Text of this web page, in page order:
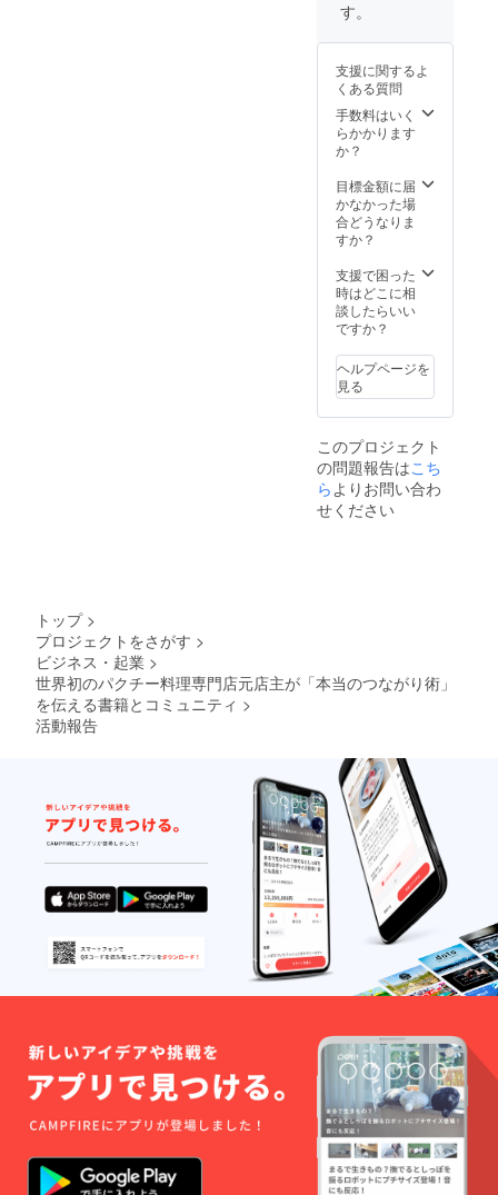
談と講
交通費
別途。
す。
支援に関するよ
くある質問
手数料はいく
らかかります
か？
目標金額に届
かなかった場
合どうなりま
すか？
支援で困った
時はどこに相
談したらいい
ですか？
ヘルプページを
見る
このプロジェクト
の問題報告はこち
らよりお問い合わ
せください
トップ >
プロジェクトをさがす >
ビジネス・起業 >
世界初のパクチー料理専門店元店主が「本当のつながり術」
を伝える書籍とコミュニティ >
活動報告